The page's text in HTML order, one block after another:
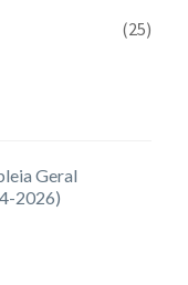
(25)
Geral
2026)